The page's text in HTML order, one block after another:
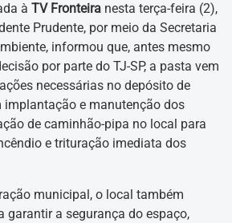
à TV Fronteira nesta terça-feira (2),
Prudente, por meio da Secretaria
informou que, antes mesmo
por parte do TJ-SP, a pasta vem
necessárias no depósito de
implantação e manutenção dos
de caminhão-pipa no local para
e trituração imediata dos
municipal, o local também
garantir a segurança do espaço,